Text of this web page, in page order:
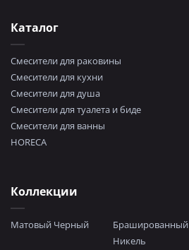
Каталог
Смесители для раковины
Смесители для кухни
Смесители для душа
Смесители для туалета и биде
Смесители для ванны
HORECA
Коллекции
Матовый Черный
Брашированный
Никель